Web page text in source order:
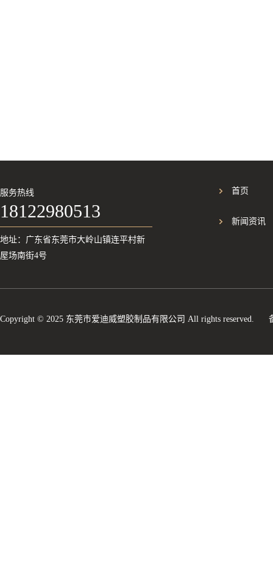
服务热线
18122980513
地址：广东省东莞市大岭山镇连平村新
屋场南街4号
首页
新闻资讯
Copyright © 2025 东莞市爱迪威塑胶制品有限公司 All rights reserved.